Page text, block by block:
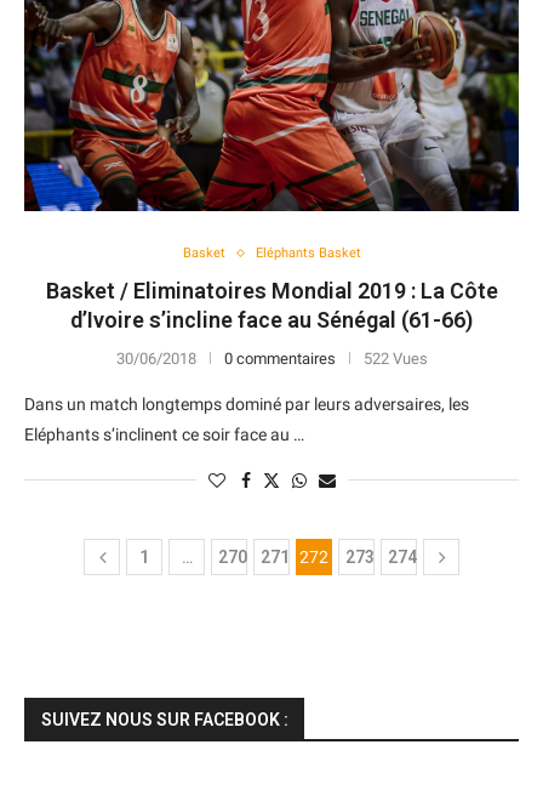
Basket Eléphants Basket
Basket / Eliminatoires Mondial 2019 : La Côte
d’Ivoire s’incline face au Sénégal (61-66)
30/06/2018 0 commentaires 522 Vues
Dans un match longtemps dominé par leurs adversaires, les
Eléphants s’inclinent ce soir face au …
1 … 270 271 272 273 274
SUIVEZ NOUS SUR FACEBOOK :